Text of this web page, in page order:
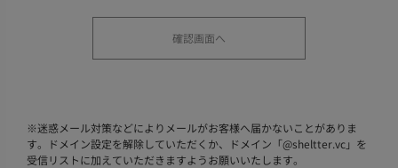
※迷惑メール対策などによりメールがお客様へ届かないことがありま
す。ドメイン設定を解除していただくか、ドメイン「@sheltter.vc」を
受信リストに加えていただきますようお願いいたします。